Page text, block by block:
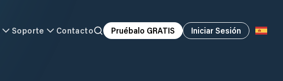
Soporte Contacto Pruébalo GRATIS Iniciar Sesión